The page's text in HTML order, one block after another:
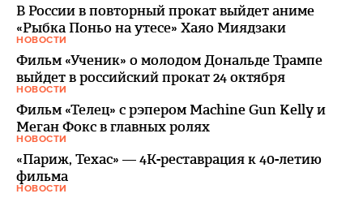
В России в повторный прокат выйдет аниме
«Рыбка Поньо на утесе» Хаяо Миядзаки
НОВОСТИ
Фильм «Ученик» о молодом Дональде Трампе
выйдет в российский прокат 24 октября
НОВОСТИ
Фильм «Телец» с рэпером Machine Gun Kelly и
Меган Фокс в главных ролях
НОВОСТИ
«Париж, Техас» — 4К-реставрация к 40-летию
фильма
НОВОСТИ